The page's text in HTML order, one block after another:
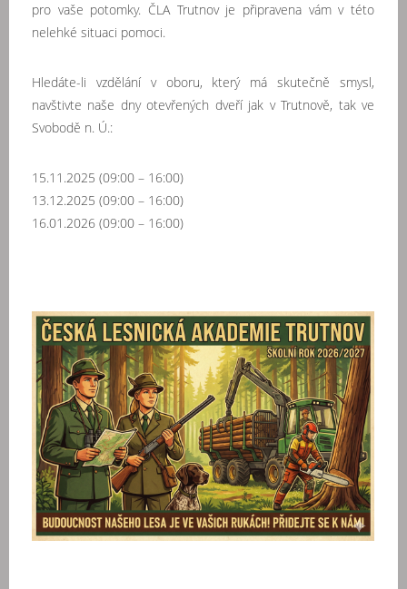
pro vaše potomky. ČLA Trutnov je připravena vám v této
nelehké situaci pomoci.
Hledáte-li vzdělání v oboru, který má skutečně smysl,
navštivte naše dny otevřených dveří jak v Trutnově, tak ve
Svobodě n. Ú.:
15.11.2025 (09:00 – 16:00)
13.12.2025 (09:00 – 16:00)
16.01.2026 (09:00 – 16:00)